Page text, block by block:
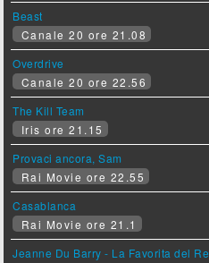
Beast
Canale 20 ore 21.08
Overdrive
Canale 20 ore 22.56
The Kill Team
Iris ore 21.15
Provaci ancora, Sam
Rai Movie ore 22.55
Casablanca
Rai Movie ore 21.1
Jeanne Du Barry - La Favorita del Re